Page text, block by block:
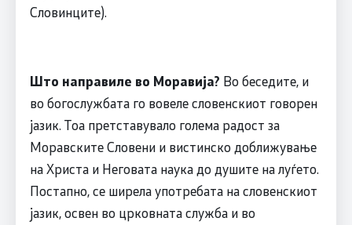
Словинците).
Што направиле во Моравија? Во беседите, и
во богослужбата го вовеле словенскиот говорен
јазик. Тоа претставувало голема радост за
Моравските Словени и вистинско доближување
на Христа и Неговата наука до душите на луѓето.
Постапно, се ширела употребата на словенскиот
јазик, освен во црковната служба и во